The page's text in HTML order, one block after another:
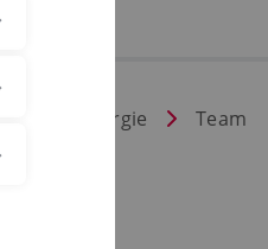
und Energie Team